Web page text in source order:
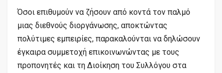
Όσοι επιθυμούν να ζήσουν από κοντά τον παλμό
μιας διεθνούς διοργάνωσης, αποκτώντας
πολύτιμες εμπειρίες, παρακαλούνται να δηλώσουν
έγκαιρα συμμετοχή επικοινωνώντας με τους
προπονητές και τη Διοίκηση του Συλλόγου στα